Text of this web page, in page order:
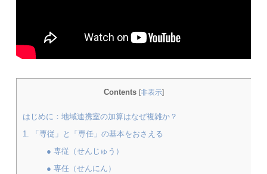
Contents [非表示]
はじめに：地域連携室の加算はなぜ複雑か？
1. 「専従」と「専任」の基本をおさえる
● 専従（せんじゅう）
● 専任（せんにん）